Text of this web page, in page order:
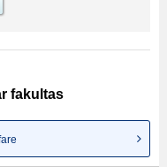
fakultas